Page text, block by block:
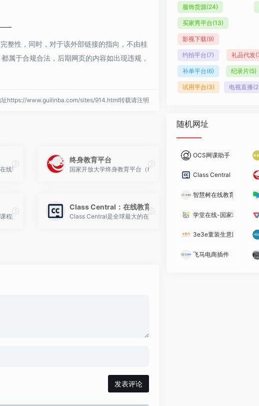
整性，同时，对于该外部链接的指向，不由桂
属于合规合法，后期网页的内容如出现违规，
址https://www.guilinba.com/sites/914.html转载请注明
习平台（网站：https://www.gdlll.cn/home）正式上线。
线课程成为必修标配的今天，“刷课”二字早已不是秘密。无论是智慧树、超星学习通、中国
终身教育平台
国家开放大学终身教育平台（https://le.ouchn.cn/）是一个面向全民免
程运营服务平台，在线教育平台拥有海量大学高品质课程，网络教育在线完美支持跨校授课
Class Central：在线教育领域的课程导航者
Class Central是全球最大的在线课程搜索引擎和学习平台，它不生产
发表评论
服饰货源(24)
买家秀平台(13)
影视下载(9)
约拍平台(7) 礼品代发
补单平台(6) 纪录片(5)
试用平台(3) 电视直播
随机网址
OCS网课助手
Class Central：在线教
智慧树在线教育
学堂在线-国家精品在线
3e3e童装生意网
飞马电商插件